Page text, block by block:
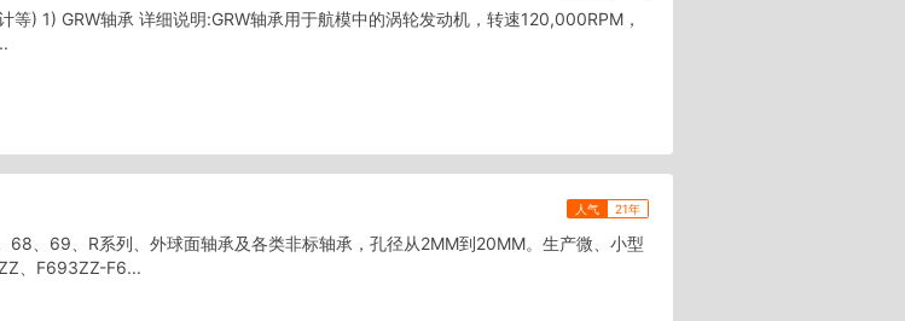
) 1) GRW轴承 详细说明:GRW轴承用于航模中的涡轮发动机，转速120,000RPM，
人气 21年
、69、R系列、外球面轴承及各类非标轴承，孔径从2MM到20MM。生产微、小型
、F693ZZ-F6...